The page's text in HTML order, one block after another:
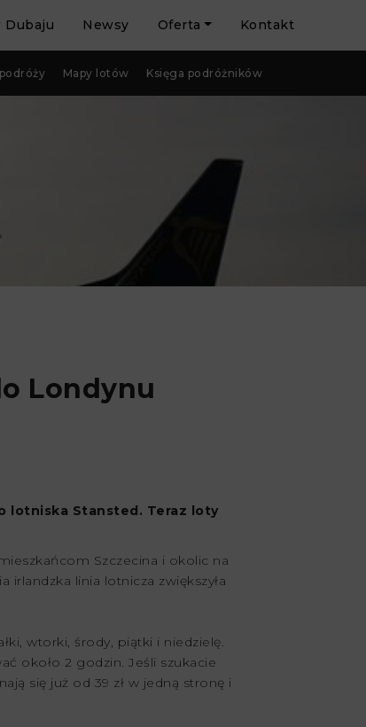
Dubaju Newsy Oferta Kontakt
Mapy lotów Księga podróżników
Londynu
lotniska Stansted. Teraz loty
Szczecina i okolic na
irlandzka linia lotnicza zwiększyła
wtorki, środy, piątki i niedzielę.
około 2 godzin. Jeśli szukacie
się już od 39 zł w jedną stronę i